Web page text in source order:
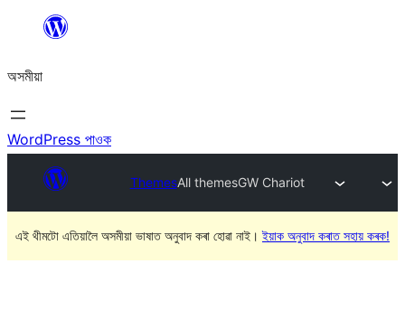
বিষয়বস্তুলৈ
যাওক
অসমীয়া
WordPress পাওক
ThemesAll themesGW Chariot
এই থীমটো এতিয়ালৈ অসমীয়া ভাষাত অনুবাদ কৰা হোৱা নাই।ইয়াক অনুবাদ কৰাত সহায় কৰক!